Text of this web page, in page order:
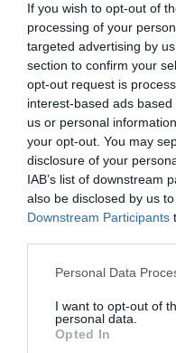
If you wish to opt-out of
processing of your
targeted advertising by
section to confirm your
opt-out request is
interest-based ads
us or personal
your opt-out. You may
disclosure of your
IAB’s list of downstream
also be disclosed by us
Downstream Participants
Personal Data
I want to opt-out of
personal data.
Opted In
kurie žmonės gali
sulieknėti
Astronomas mėgėjas
pasaulyje pastebėjo
sprogimą
Kas atsitiks kai baigsis
Ateities masažo
kelias minutes
būseną
Vitamino E svarba
Šviesiausio Lietuvos
nominacija skirta